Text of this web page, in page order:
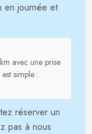
en journée et
avec une prise
simple :
réserver un
pas à nous